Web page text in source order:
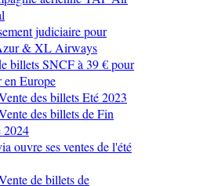
judiciaire pour
& XL Airways
billets SNCF à 39 € pour
en Europe
des billets Eté 2023
des billets de Fin
2024
ouvre ses ventes de l'été
de billets de